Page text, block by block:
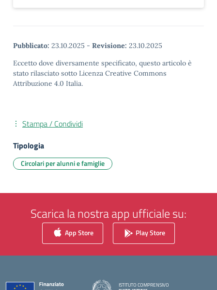
Pubblicato: 23.10.2025 - Revisione: 23.10.2025
Eccetto dove diversamente specificato, questo articolo è
stato rilasciato sotto Licenza Creative Commons
Attribuzione 4.0 Italia.
Stampa / Condividi
Tipologia
Circolari per alunni e famiglie
Scarica la nostra app ufficiale su:
App Store Play Store
ISTITUTO COMPRENSIVO